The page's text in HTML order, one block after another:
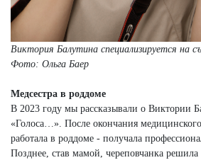
Виктория Балутина специализируется на
Фото: Ольга Баер
Медсестра в роддоме
В 2023 году мы рассказывали о Виктории
«Голоса…». После окончания
работала в роддоме - получала
Позднее, став мамой, череповчанка